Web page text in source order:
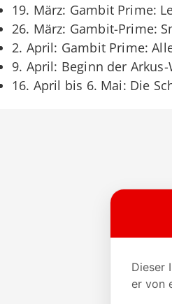
19. März: Gambit Prime:
26. März: Gambit-Prime:
2. April: Gambit Prime:
9. April: Beginn der
16. April bis 6. Mai: Die